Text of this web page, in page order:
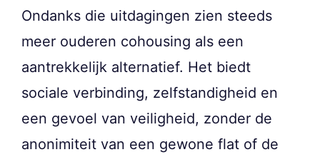
Ondanks die uitdagingen zien steeds
meer ouderen cohousing als een
aantrekkelijk alternatief. Het biedt
sociale verbinding, zelfstandigheid en
een gevoel van veiligheid, zonder de
anonimiteit van een gewone flat of de